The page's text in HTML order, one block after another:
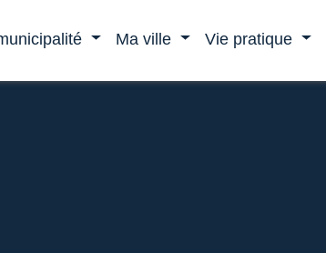
Ma ville Vie pratique